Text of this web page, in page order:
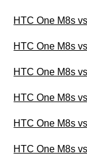
HTC One M8s
HTC One M8s
HTC One M8s
HTC One M8s
HTC One M8s
HTC One M8s